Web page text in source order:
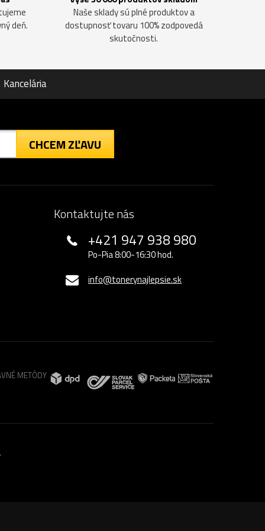
deň.
Naše sklady sú plné produktov a
dostupnosť tovaru 100% zodpovedá
skutočnosti.
Kancelária
CHCEM ZĽAVU
Kontaktujte nás
+421 947 938 980
Po-Pia 8:00-16:30 hod.
info@tonerynajlepsie.sk
METÓDY